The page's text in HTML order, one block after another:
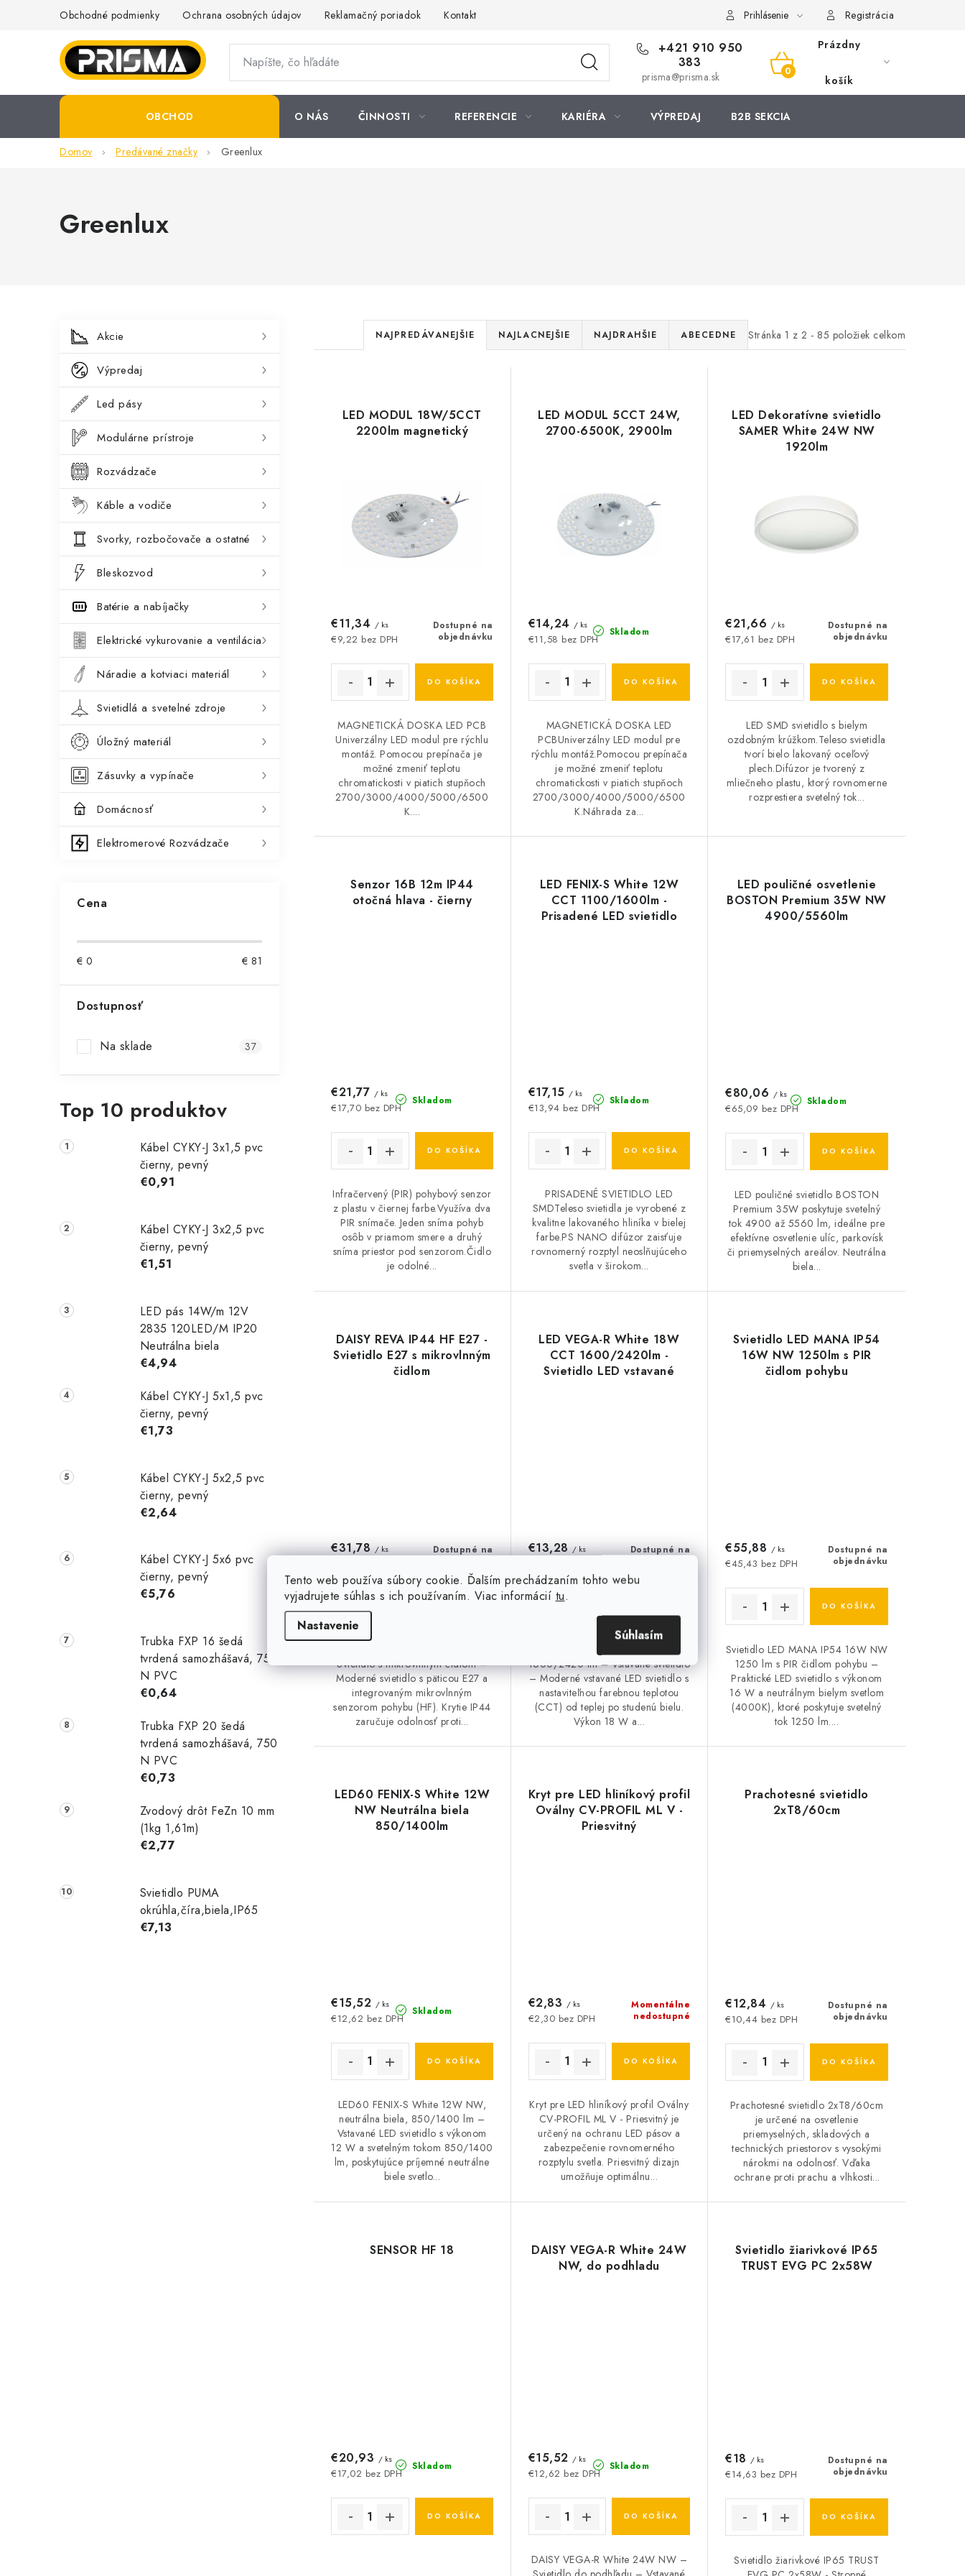
Tento web používa súbory cookie. Ďalším prechádzaním tohto webu
vyjadrujete súhlas s ich používaním. Viac informácií tu.
Nastavenie
Súhlasím
Obchodné podmienky Ochrana osobných údajov Reklamačný poriadok Kontakt Prihlásenie Registrácia
+421 910 950
383
prisma@prisma.sk
NÁKUPNÝ
KOŠÍK
Prázdny
košík
OBCHOD O NÁS ČINNOSTI REFERENCIE KARIÉRA VÝPREDAJ B2B SEKCIA
Domov Predávané značky Greenlux
Greenlux
B
o
č
n
p
a
n
e
Preskočiť
kategórie
K
a
g
ó
i
e
Akcie
Výpredaj
Led pásy
Modulárne prístroje
Rozvádzače
Káble a vodiče
Svorky, rozbočovače a ostatné
Bleskozvod
Batérie a nabíjačky
Elektrické vykurovanie a ventilácia
Náradie a kotviaci materiál
Svietidlá a svetelné zdroje
Úložný materiál
Zásuvky a vypínače
Domácnosť
Elektromerové Rozvádzače
Cena
€ 0 € 81
Dostupnosť
Na sklade 37
Top 10 produktov
Kábel CYKY-J 3x1,5 pvc
čierny, pevný
€0,91
Kábel CYKY-J 3x2,5 pvc
čierny, pevný
€1,51
LED pás 14W/m 12V
2835 120LED/M IP20
Neutrálna biela
€4,94
Kábel CYKY-J 5x1,5 pvc
čierny, pevný
€1,73
Kábel CYKY-J 5x2,5 pvc
čierny, pevný
€2,64
Kábel CYKY-J 5x6 pvc
čierny, pevný
€5,76
Trubka FXP 16 šedá
tvrdená samozhášavá, 750
N PVC
€0,64
Trubka FXP 20 šedá
tvrdená samozhášavá, 750
N PVC
€0,73
Zvodový drôt FeZn 10 mm
(1kg 1,61m)
€2,77
Svietidlo PUMA
okrúhla,číra,biela,IP65
€7,13
Stránka 1 z 2 - 85 položiek celkom
R
a
e
n
e
p
r
u
k
t
o
v
NAJPREDÁVANEJŠIE NAJLACNEJŠIE NAJDRAHŠIE ABECEDNE
LED MODUL 18W/5CCT
2200lm magnetický
Dostupné na
objednávku
€9,22 bez DPH
€11,34 / ks
DO KOŠÍKA
MAGNETICKÁ DOSKA LED PCB
Univerzálny LED modul pre rýchlu
montáž. Pomocou prepínača je
možné zmeniť teplotu
chromatickosti v piatich stupňoch
2700/3000/4000/5000/6500
K....
LED MODUL 5CCT 24W,
2700-6500K, 2900lm
Skladom
€11,58 bez DPH
€14,24 / ks
DO KOŠÍKA
MAGNETICKÁ DOSKA LED
PCBUniverzálny LED modul pre
rýchlu montáž.Pomocou prepínača
je možné zmeniť teplotu
chromatickosti v piatich stupňoch
2700/3000/4000/5000/6500
K.Náhrada za...
LED Dekoratívne svietidlo
SAMER White 24W NW
1920lm
Dostupné na
objednávku
€17,61 bez DPH
€21,66 / ks
DO KOŠÍKA
LED SMD svietidlo s bielym
ozdobným krúžkom.Teleso svietidla
tvorí bielo lakovaný oceľový
plech.Difúzor je tvorený z
mliečneho plastu, ktorý rovnomerne
rozprestiera svetelný tok...
Senzor 16B 12m IP44
otočná hlava - čierny
Skladom
€17,70 bez DPH
€21,77 / ks
DO KOŠÍKA
Infračervený (PIR) pohybový senzor
z plastu v čiernej farbe.Využíva dva
PIR snímače. Jeden sníma pohyb
osôb v priamom smere a druhý
sníma priestor pod senzorom.Čidlo
je odolné...
LED FENIX-S White 12W
CCT 1100/1600lm -
Prisadené LED svietidlo
Skladom
€13,94 bez DPH
€17,15 / ks
DO KOŠÍKA
PRISADENÉ SVIETIDLO LED
SMDTeleso svietidla je vyrobené z
kvalitne lakovaného hliníka v bielej
farbe.PS NANO difúzor zaisťuje
rovnomerný rozptyl neoslňujúceho
svetla v širokom...
LED pouličné osvetlenie
BOSTON Premium 35W NW
4900/5560lm
Skladom
€65,09 bez DPH
€80,06 / ks
DO KOŠÍKA
LED pouličné svietidlo BOSTON
Premium 35W poskytuje svetelný
tok 4900 až 5560 lm, ideálne pre
efektívne osvetlenie ulíc, parkovísk
či priemyselných areálov. Neutrálna
biela...
DAISY REVA IP44 HF E27 -
Svietidlo E27 s mikrovlnným
čidlom
Dostupné na
€31,78/ ks
Svietidlo s mikrovlnným čidlom –
Moderné svietidlo s päticou E27 a
integrovaným mikrovlnným
senzorom pohybu (HF). Krytie IP44
zaručuje odolnosť proti...
LED VEGA-R White 18W
CCT 1600/2420lm -
Svietidlo LED vstavané
Dostupné na
€13,28/ ks
1600/2420 lm – Vstavané svietidlo
– Moderné vstavané LED svietidlo s
nastaviteľnou farebnou teplotou
(CCT) od teplej po studenú bielu.
Výkon 18 W a...
Svietidlo LED MANA IP54
16W NW 1250lm s PIR
čidlom pohybu
Dostupné na
objednávku
€45,43 bez DPH
€55,88 / ks
DO KOŠÍKA
Svietidlo LED MANA IP54 16W NW
1250 lm s PIR čidlom pohybu –
Praktické LED svietidlo s výkonom
16 W a neutrálnym bielym svetlom
(4000K), ktoré poskytuje svetelný
tok 1250 lm....
LED60 FENIX-S White 12W
NW Neutrálna biela
850/1400lm
Skladom
€12,62 bez DPH
€15,52 / ks
DO KOŠÍKA
LED60 FENIX-S White 12W NW,
neutrálna biela, 850/1400 lm –
Vstavané LED svietidlo s výkonom
12 W a svetelným tokom 850/1400
lm, poskytujúce príjemné neutrálne
biele svetlo...
Kryt pre LED hliníkový profil
Oválny CV-PROFIL ML V -
Priesvitný
Momentálne
nedostupné
€2,30 bez DPH
€2,83 / ks
DO KOŠÍKA
Kryt pre LED hliníkový profil Oválny
CV-PROFIL ML V - Priesvitný je
určený na ochranu LED pásov a
zabezpečenie rovnomerného
rozptylu svetla. Priesvitný dizajn
umožňuje optimálnu...
Prachotesné svietidlo
2xT8/60cm
Dostupné na
objednávku
€10,44 bez DPH
€12,84 / ks
DO KOŠÍKA
Prachotesné svietidlo 2xT8/60cm
je určené na osvetlenie
priemyselných, skladových a
technických priestorov s vysokými
nárokmi na odolnosť. Vďaka
ochrane proti prachu a vlhkosti...
SENSOR HF 18
Skladom
€17,02 bez DPH
€20,93 / ks
DO KOŠÍKA
DAISY VEGA-R White 24W
NW, do podhladu
Skladom
€12,62 bez DPH
€15,52 / ks
DO KOŠÍKA
DAISY VEGA-R White 24W NW –
Svietidlo žiarivkové IP65
TRUST EVG PC 2x58W
Dostupné na
objednávku
€14,63 bez DPH
€18 / ks
DO KOŠÍKA
Svietidlo žiarivkové IP65 TRUST